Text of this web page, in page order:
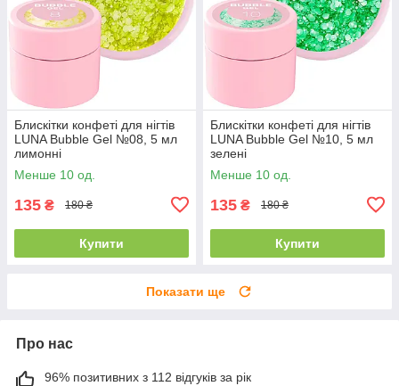
Блискітки конфеті для нігтів
LUNA Bubble Gel №08, 5 мл
лимонні
Менше 10 од.
135 ₴ 180 ₴
Купити
Блискітки конфеті для нігтів
LUNA Bubble Gel №10, 5 мл
зелені
Менше 10 од.
135 ₴ 180 ₴
Купити
Показати ще
Про нас
96% позитивних з 112 відгуків за рік